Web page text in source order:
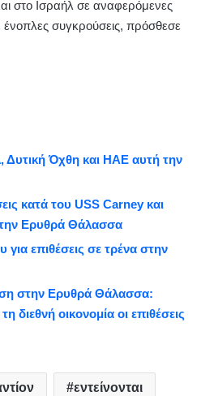
στο Ισραήλ σε αναφερόμενες
ένοπλες συγκρούσεις, πρόσθεσε
Δυτική Όχθη και ΗΑΕ αυτή την
κατά του USS Carney και
Ερυθρά Θάλασσα
επιθέσεις σε τρένα στην
στην Ερυθρά Θάλασσα:
διεθνή οικονομία οι επιθέσεις
εντείνονται